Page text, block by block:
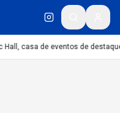
casa de eventos de